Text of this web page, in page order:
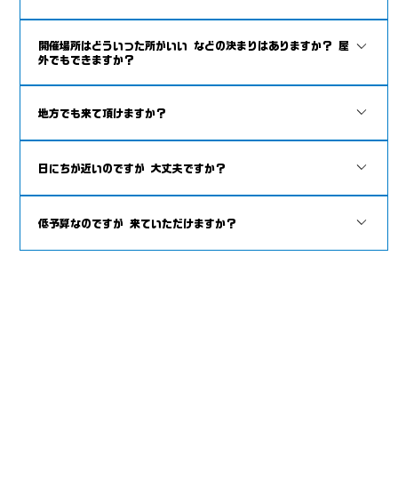
たことがないシャボン玉をご覧いただきます！！
具合格基準に合格しており、安心安全なシャボン液です。
開催場所はどういった所がいい などの決まりはありますか？ 屋
外でもできますか？
ホール、どんな場所でも可能です。 場所によってやれる演目が変わ
りますのでご了承ください。 屋外に関しては屋外シャボン玉ショー
地方でも来て頂けますか？
いますので遠慮しないでください（笑） 全国40名ほどキャストが
います。
日にちが近いのですが 大丈夫ですか？
低予算なのですが 来ていただけますか？